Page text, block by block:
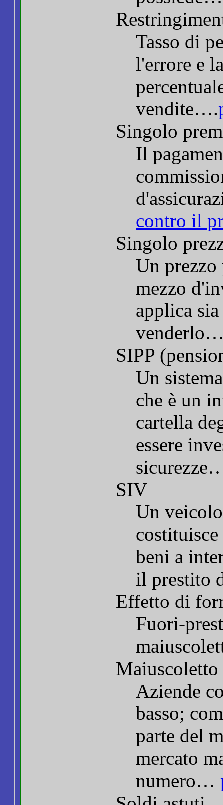
Tasso di
l'errore e
vendite….
Singolo
Il
contro il
Singolo
Un
mezzo
applica
SIPP
Un
che è un
cartella
essere
SIV
Un
beni a
il prestito
Effetto di
Fuori-
Maiuscoletto
Aziende
basso;
parte del
mercato
numero…